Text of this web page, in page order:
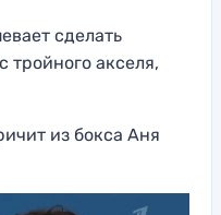
сделать
тройного акселя,
из бокса Аня